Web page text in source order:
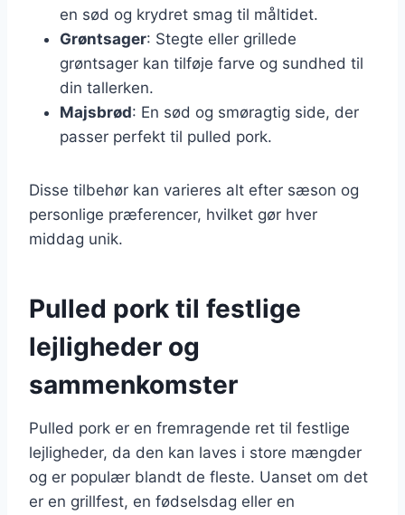
en sød og krydret smag til måltidet.
Grøntsager: Stegte eller grillede
grøntsager kan tilføje farve og sundhed til
din tallerken.
Majsbrød: En sød og smøragtig side, der
passer perfekt til pulled pork.
Disse tilbehør kan varieres alt efter sæson og
personlige præferencer, hvilket gør hver
middag unik.
Pulled pork til festlige
lejligheder og
sammenkomster
Pulled pork er en fremragende ret til festlige
lejligheder, da den kan laves i store mængder
og er populær blandt de fleste. Uanset om det
er en grillfest, en fødselsdag eller en